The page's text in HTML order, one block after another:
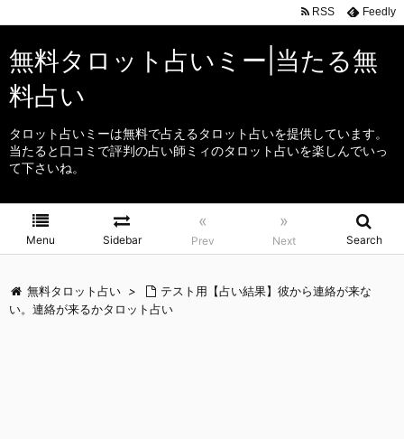
無料タロット占いミー|当たる無
料占い
タロット占いミーは無料で占えるタロット占いを提供しています。
当たると口コミで評判の占い師ミィのタロット占いを楽しんでいっ
て下さいね。
Menu Sidebar
«
Prev
»
Next Search
RSS Feedly
無料タロット占い >
テスト用【占い結果】彼から連絡が来な
い。連絡が来るかタロット占い